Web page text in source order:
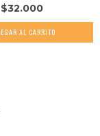
$32.000